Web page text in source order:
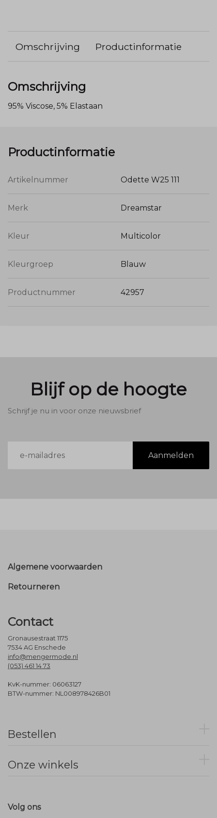
Omschrijving Productinformatie
Omschrijving
95% Viscose, 5% Elastaan
Productinformatie
Artikelnummer Odette W25 111
Merk Dreamstar
Kleur Multicolor
Kleurgroep Blauw
Productnummer 42957
Blijf op de hoogte
Schrijf je nu in voor onze nieuwsbrief
mailadres
Aanmelden
Footer
Algemene voorwaarden
Retourneren
Contact
Gronausestraat 1175
7534 AG Enschede
info@mengermode.nl
(053) 461 14 73
KvK-nummer: 06063127
BTW-nummer: NL008978426B01
Bestellen
Onze winkels
Volg ons